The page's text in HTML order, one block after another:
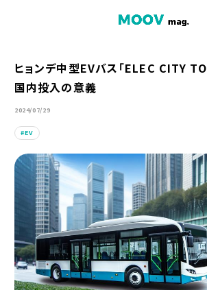
ホーム
MOOVマガジン利用規約
お問合せ
人材募集（ライター、配車スタッフ、デザイナー）
ヒョンデ中型EVバス「ELEC CITY
国内投入の意義
2024/07/29
EV